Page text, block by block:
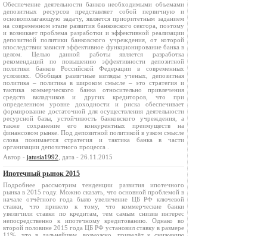
Обеспечение деятельности банков необходимыми объемами
депозитных ресурсов представляет собой первичную и
основополагающую задачу, является приоритетным заданием
на современном этапе развития банковского сектора, поэтому
и возникает проблема разработки и эффективной реализации
депозитной политики банковского учреждения, от которой
впоследствии зависит эффективное функционирование банка в
целом. Целью данной работы является разработка
рекомендаций по повышению эффективности депозитной
политики банков Российской Федерации в современных
условиях. Обобщая различные взгляды ученых, депозитная
политика – политика в широком смысле – это стратегия и
тактика коммерческого банка относительно привлечения
средств вкладчиков и других кредиторов, что при
определенном уровне доходности и риска обеспечивает
формирование достаточной для осуществления деятельности
ресурсной базы, устойчивость банковского учреждения, а
также сохранение его конкурентных преимуществ на
финансовом рынке. Под депозитной политикой в узком смысле
слова понимается стратегия и тактика банка в части
организации депозитного процесса .
Автор - jatusia1992 , дата - 26.11.2015
Ипотечный рынок 2015
Подробнее рассмотрим тенденции развития ипотечного
рынка в 2015 году. Можно сказать, что основной проблемой в
начале отчётного года было увеличение ЦБ РФ ключевой
ставки, что привело к тому, что коммерческие банки
увеличили ставки по кредитам, тем самым снизив интерес
непосредственно к ипотечному кредитованию. Однако во
второй половине 2015 года ЦБ РФ установил ставку в размере